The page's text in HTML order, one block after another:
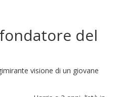
del
visione di un giovane